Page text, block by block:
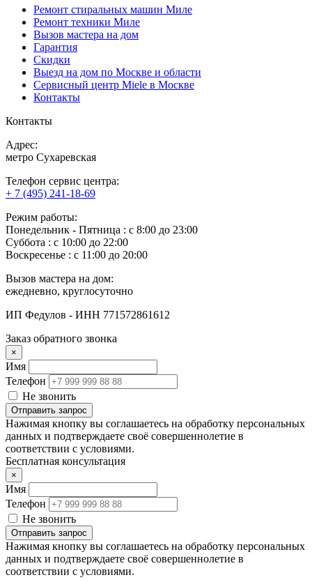
Ремонт стиральных машин Миле
Ремонт техники Миле
Вызов мастера на дом
Гарантия
Скидки
Выезд на дом по Москве и области
Сервисный центр Miele в Москве
Контакты
Контакты
Адрес:
метро Сухаревская
Телефон сервис центра:
+ 7 (495) 241-18-69
Режим работы:
Понедельник ‐ Пятница : с 8:00 до 23:00
Суббота : с 10:00 до 22:00
Воскресенье : с 11:00 до 20:00
Вызов мастера на дом:
ежедневно, круглосуточно
ИП Федулов - ИНН 771572861612
Заказ обратного звонка
×
Имя
Телефон
Не звонить
Отправить запрос
Нажимая кнопку вы соглашаетесь на обработку персональных
данных и подтверждаете своё совершеннолетие в
соответствии с условиями.
Бесплатная консультация
×
Имя
Телефон
Не звонить
Отправить запрос
Нажимая кнопку вы соглашаетесь на обработку персональных
данных и подтверждаете своё совершеннолетие в
соответствии с условиями.